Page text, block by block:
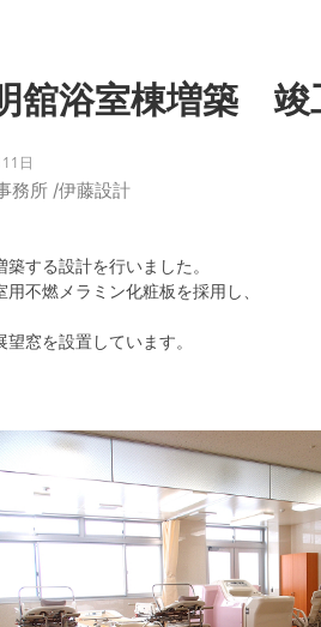
舘浴室棟増築 竣
日
務所/伊藤設計
する設計を行いました。
不燃メラミン化粧板を採用し、
窓を設置しています。